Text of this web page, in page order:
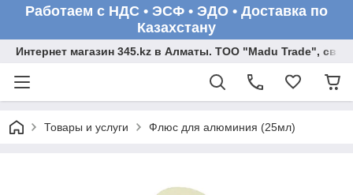
Работаем с НДС • ЭСФ • ЭДО • Доставка по
Казахстану
Интернет магазин 345.kz в Алматы. ТОО "Madu Trade",
Товары и услуги Флюс для алюминия (25мл)